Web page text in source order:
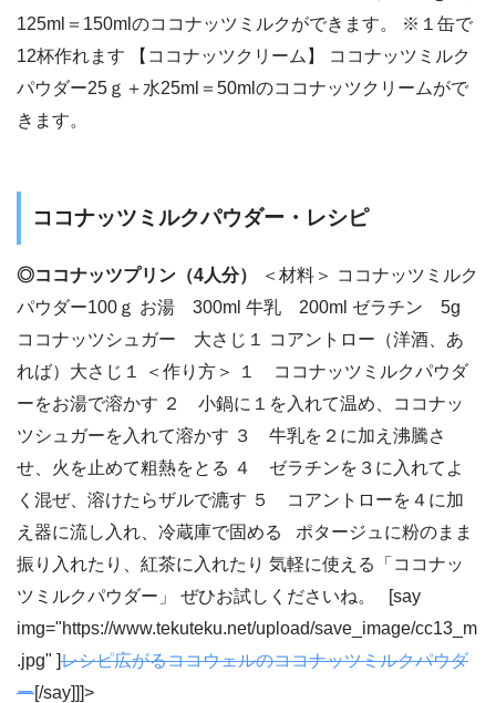
125ml＝150mlのココナッツミルクができます。 ※１缶で
12杯作れます 【ココナッツクリーム】 ココナッツミルク
パウダー25ｇ＋水25ml＝50mlのココナッツクリームがで
きます。
ココナッツミルクパウダー・レシピ
◎ココナッツプリン（4人分）
＜材料＞ ココナッツミルク
パウダー100ｇ お湯 300ml 牛乳 200ml ゼラチン 5g
ココナッツシュガー 大さじ１ コアントロー（洋酒、あ
れば）大さじ１ ＜作り方＞ １ ココナッツミルクパウダ
ーをお湯で溶かす ２ 小鍋に１を入れて温め、ココナッ
ツシュガーを入れて溶かす ３ 牛乳を２に加え沸騰さ
せ、火を止めて粗熱をとる ４ ゼラチンを３に入れてよ
く混ぜ、溶けたらザルで漉す ５ コアントローを４に加
え器に流し入れ、冷蔵庫で固める ポタージュに粉のまま
振り入れたり、紅茶に入れたり 気軽に使える「ココナッ
ツミルクパウダー」 ぜひお試しくださいね。 [say
img="https://www.tekuteku.net/upload/save_image/cc13_m
.jpg" ]レシピ広がるココウェルのココナッツミルクパウダ
ー[/say]]]>